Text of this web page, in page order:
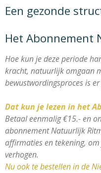
Een gezonde
Het Abonnement
Hoe kun je deze periode
kracht, natuurlijk omgaan
bewustwordingsproces is
Dat kun je lezen in het
Betaal eenmalig €15.- en
abonnement Natuurlijk
affirmaties en tekening,
verhogen.
Nu ook te bestellen in de